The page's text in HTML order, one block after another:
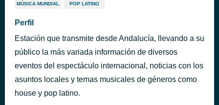
MÚSICA MUNDIAL POP LATINO
Perfil
Estación que transmite desde Andalucía, llevando a su
público la más variada información de diversos
eventos del espectáculo internacional, noticias con los
asuntos locales y temas musicales de géneros como
house y pop latino.